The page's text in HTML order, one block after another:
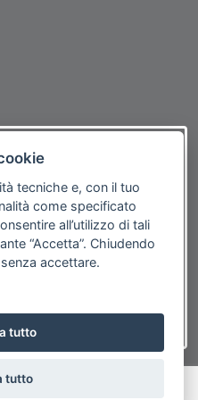
un motivo legittimo.
1R 16167 Genova (GE) - PI
tecniche e, con il tuo
come specificato
all’utilizzo di tali
“Accetta”. Chiudendo
accettare.
tutto
tutto